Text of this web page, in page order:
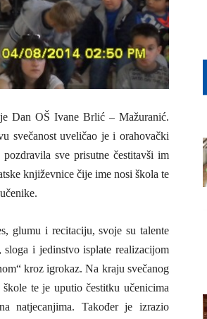
Dan OŠ Ivane Brlić – Mažuranić.
svečanost uveličao je i orahovački
sve prisutne čestitavši im
književnice čije ime nosi škola te
glumu i recitaciju, svoje su talente
i jedinstvo isplate realizacijom
kroz igrokaz. Na kraju svečanog
te je uputio čestitku učenicima
natjecanjima. Također je izrazio